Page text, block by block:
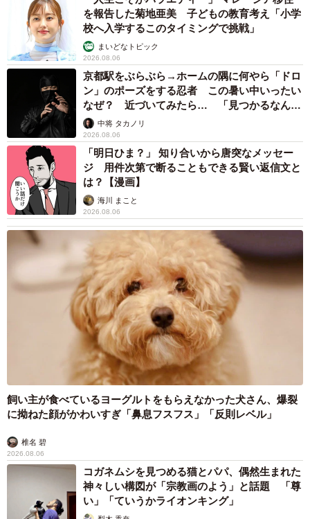
を報告した菊地亜美 子どもの教育考え「小学
校へ入学するこのタイミングで挑戦」
まいどなトピック
2026.08.06
京都駅をぶらぶら→ホームの隅に何やら「ドロ
ン」のポーズをする忍者 この暑い中いったい
なぜ？ 近づいてみたら… 「見つかるなんて
未熟」中将 タカノリ
2026.08.06
「明日ひま？」 知り合いから唐突なメッセー
ジ 用件次第で断ることもできる賢い返信文と
は？【漫画】
海川 まこと
2026.08.06
飼い主が食べているヨーグルトをもらえなかった犬さん、爆裂
に拗ねた顔がかわいすぎ「鼻息フスフス」「反則レベル」
椎名 碧
2026.08.06
コガネムシを見つめる猫とパパ、偶然生まれた
神々しい構図が「宗教画のよう」と話題 「尊
い」「ていうかライオンキング」